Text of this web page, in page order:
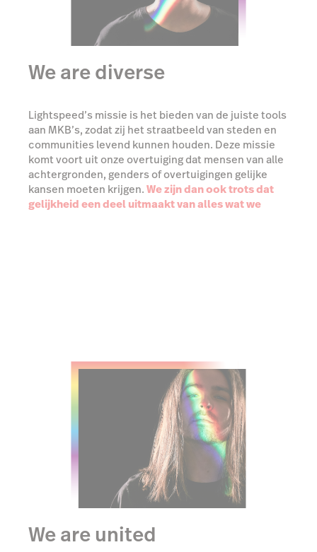
We are diverse
Lightspeed’s missie is het bieden van de juiste tools
aan MKB’s, zodat zij het straatbeeld van steden en
communities levend kunnen houden. Deze missie
komt voort uit onze overtuiging dat mensen van alle
achtergronden, genders of overtuigingen gelijke
kansen moeten krijgen.We zijn dan ook trots dat
gelijkheid een deel uitmaakt van alles wat we
We are united